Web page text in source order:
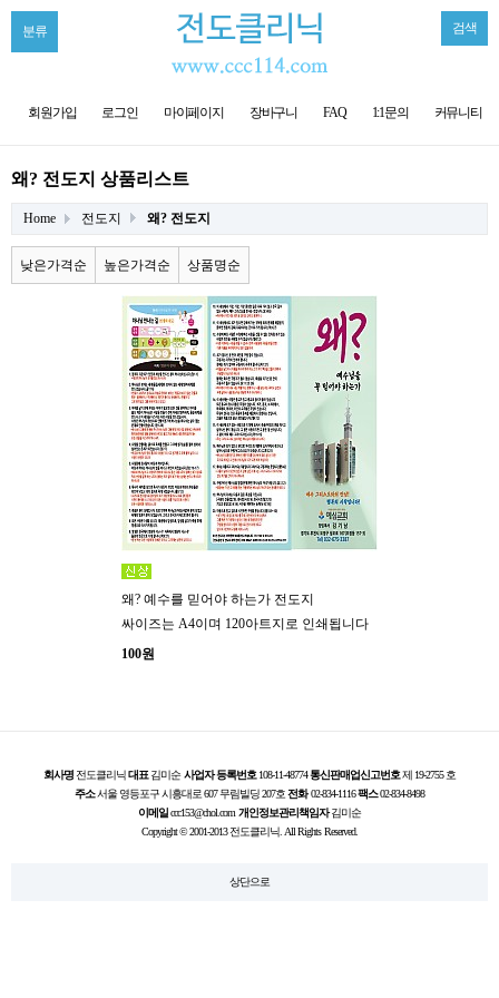
분류 검색
회원가입 로그인 마이페이지 장바구니 FAQ 1:1문의 커뮤니티
왜? 전도지 상품리스트
Home 전도지 왜? 전도지
낮은가격순 높은가격순 상품명순
왜? 예수를 믿어야 하는가 전도지
싸이즈는 A4이며 120아트지로 인쇄됩니다
100원
회사명전도클리닉 대표김미순 사업자 등록번호108-11-48774 통신판매업신고번호제 19-2755 호
주소서울 영등포구 시흥대로 607 무림빌딩 207호 전화02-834-1116 팩스02-834-8498
이메일ccc153@chol.com 개인정보관리책임자김미순
Copyright © 2001-2013 전도클리닉. All Rights Reserved.
상단으로